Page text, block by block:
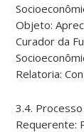
Objeto:
Curador da
Relatoria:
3.4.
Requerente: